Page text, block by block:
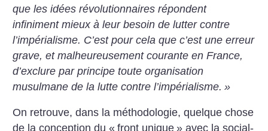
que les idées révolutionnaires répondent
infiniment mieux à leur besoin de lutter contre
l’impérialisme. C’est pour cela que c’est une erreur
grave, et malheureusement courante en France,
d’exclure par principe toute organisation
musulmane de la lutte contre l’impérialisme. »
On retrouve, dans la méthodologie, quelque chose
de la conception du « front unique » avec la social-